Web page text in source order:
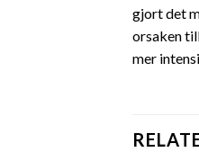
gjort det
orsaken
mer